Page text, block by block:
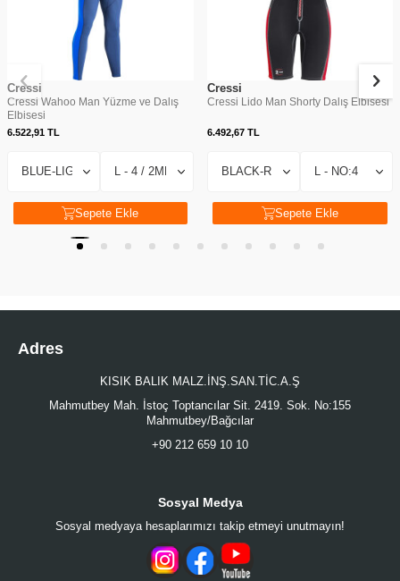
Cressi
Cressi Wahoo Man Yüzme ve Dalış
Elbisesi
6.522,91 TL
Sepete Ekle
Cressi
Cressi Lido Man Shorty Dalış Elbisesi
6.492,67TL
Sepete Ekle
Adres
KISIK BALIK MALZ.İNŞ.SAN.TİC.A.Ş
Mahmutbey Mah. İstoç Toptancılar Sit. 2419. Sok. No:155
Mahmutbey/Bağcılar
+90 212 659 10 10
Sosyal Medya
Sosyal medyaya hesaplarımızı takip etmeyi unutmayın!